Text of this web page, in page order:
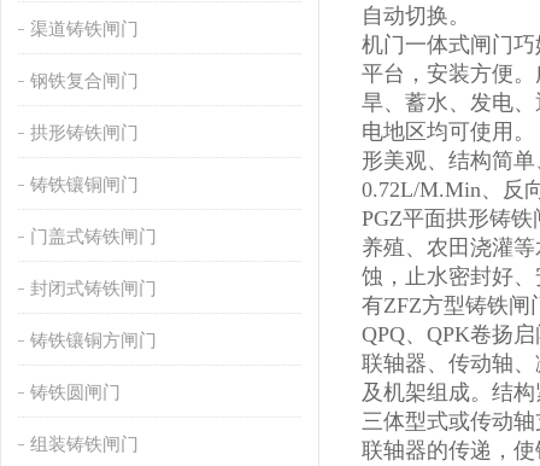
渠道铸铁闸门
钢铁复合闸门
拱形铸铁闸门
铸铁镶铜闸门
门盖式铸铁闸门
封闭式铸铁闸门
铸铁镶铜方闸门
铸铁圆闸门
组装铸铁闸门
自动切换。
机门一体式闸门
平台，安装方便
旱、蓄水、发电
电地区均可使用
形美观、结构简
0.72L/M.Min、反
PGZ平面拱形铸
养殖、农田浇灌
蚀，止水密封好
有ZFZ方型铸铁闸
QPQ、QPK卷扬
联轴器、传动轴
及机架组成。结
三体型式或传动
联轴器的传递，